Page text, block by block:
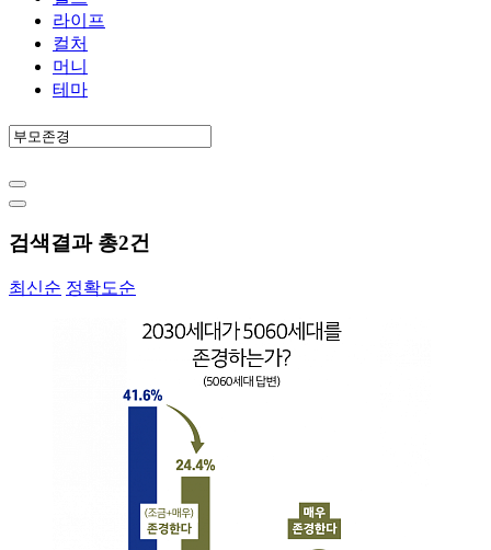
라이프
컬처
머니
테마
검색결과 총2건
최신순 정확도순